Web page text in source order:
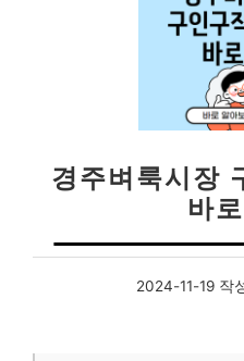
경주벼룩시장
바
2024-11-19 작